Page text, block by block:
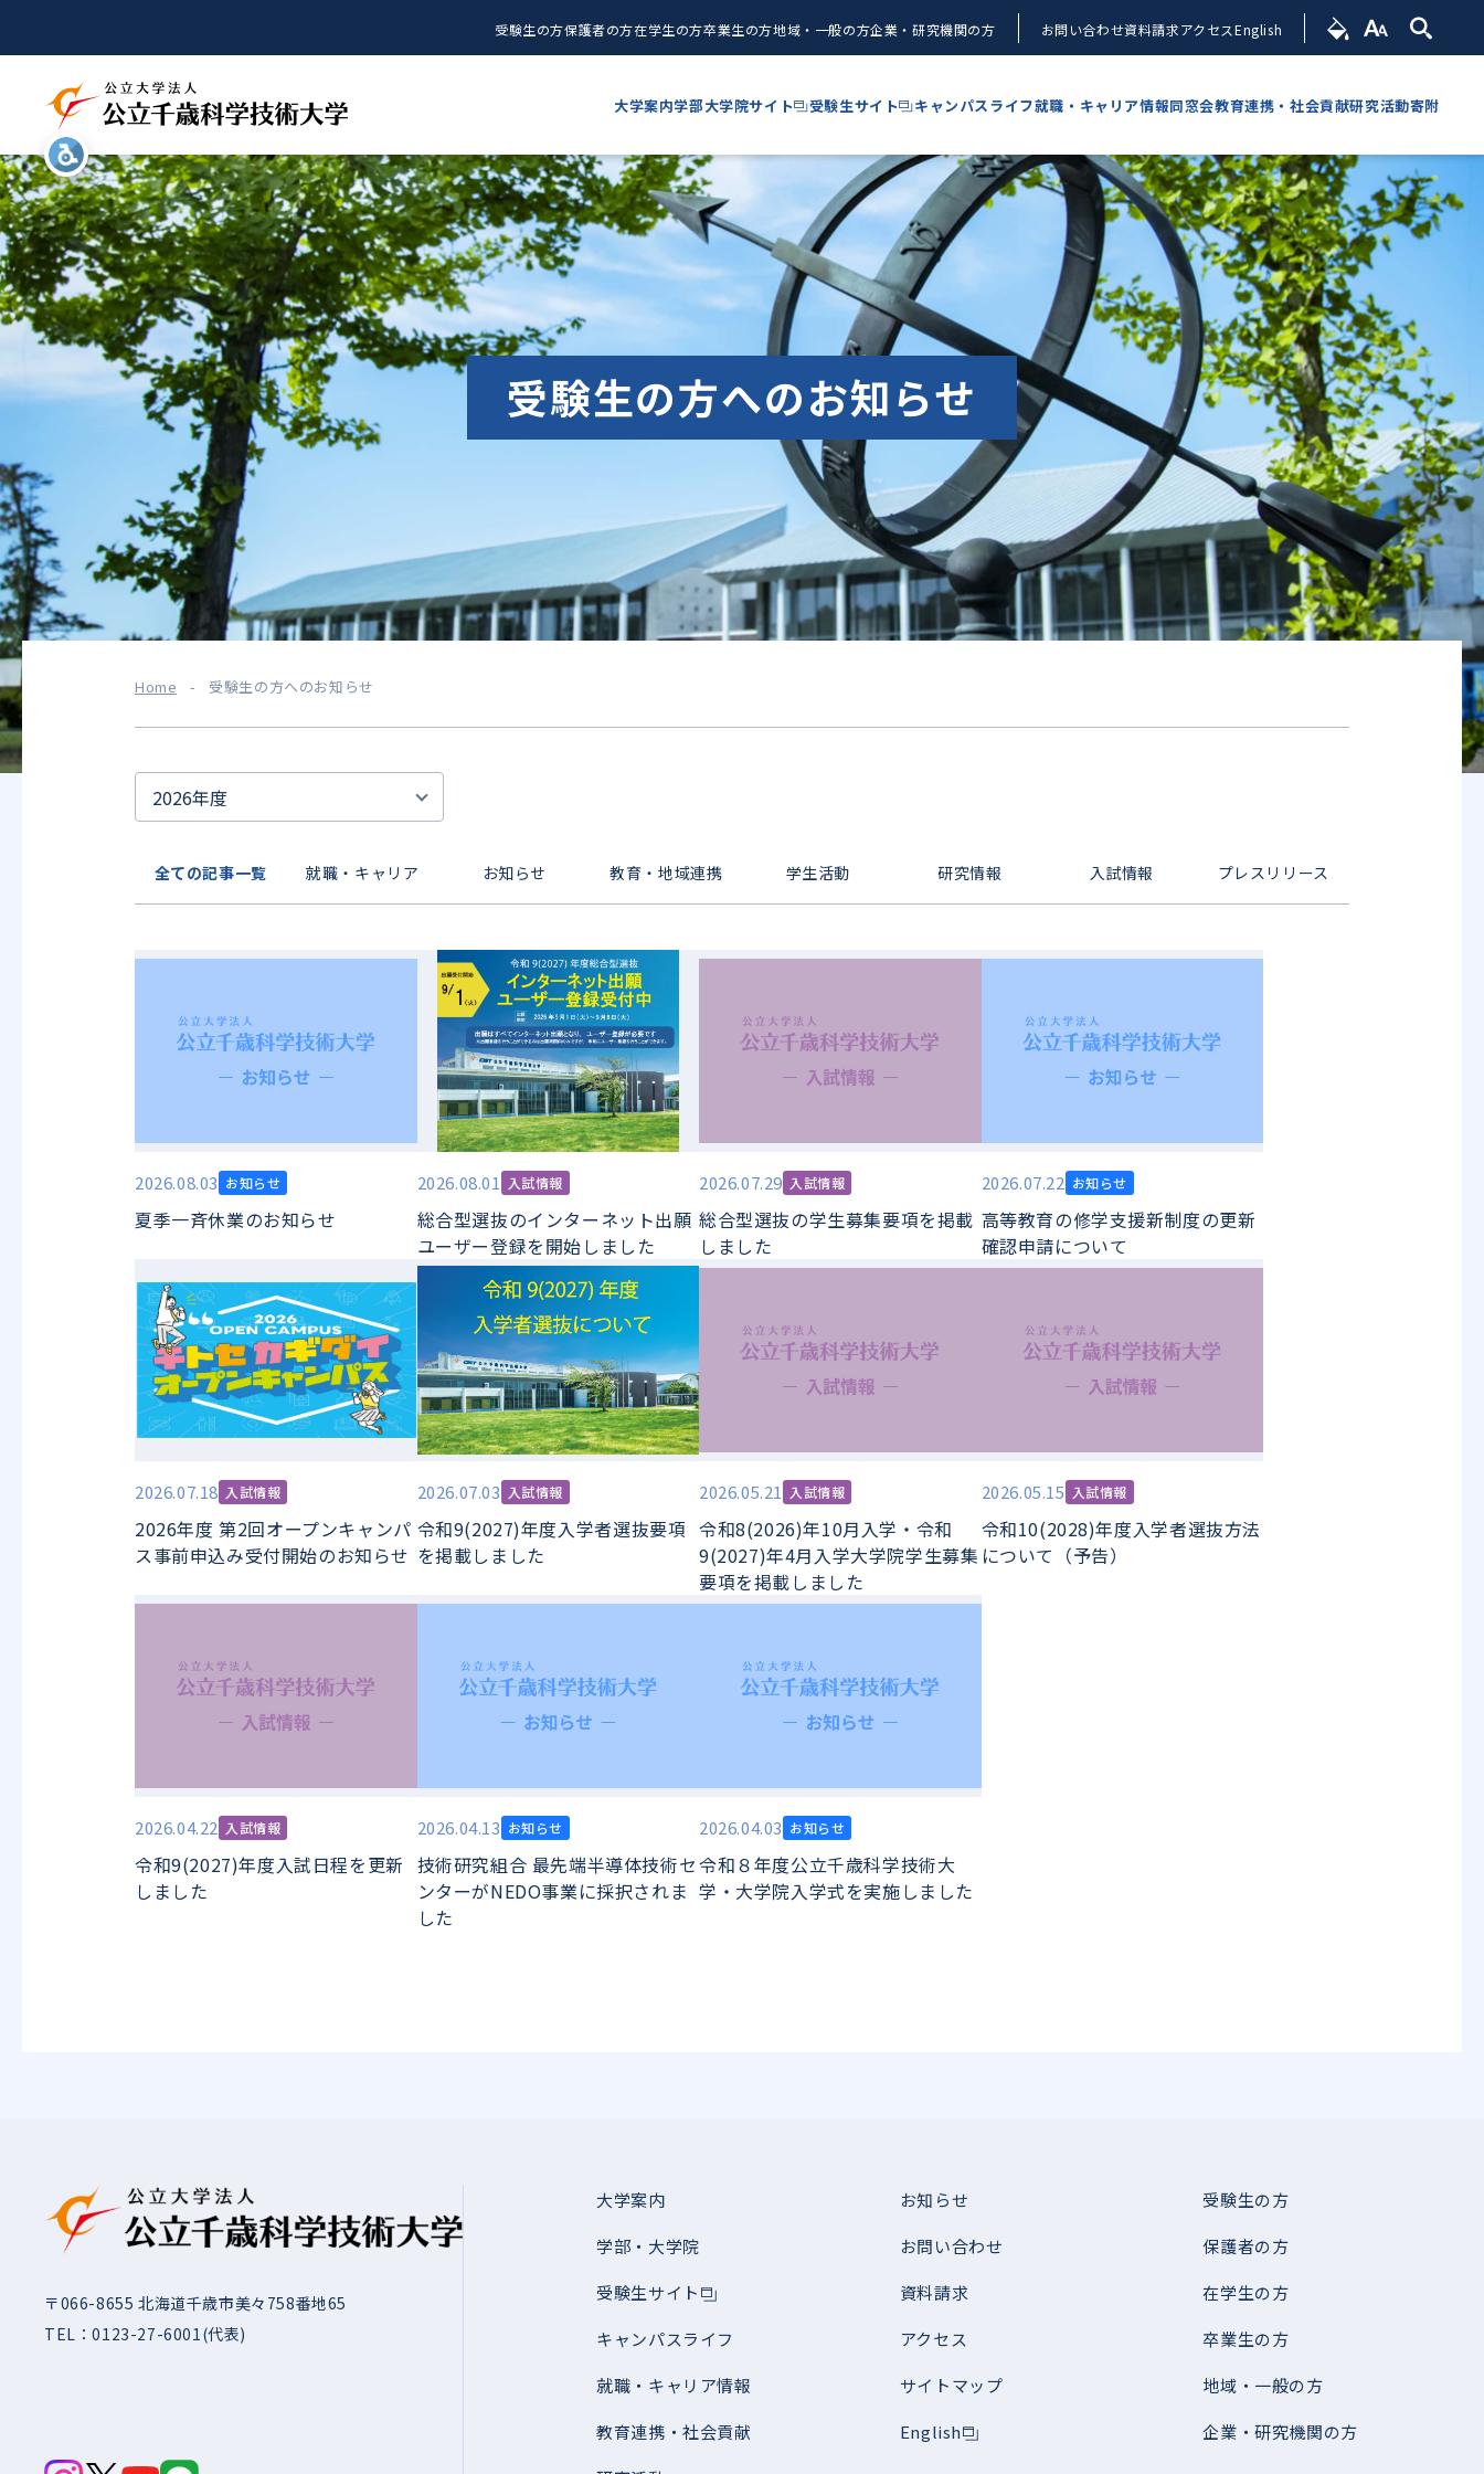
受験生の方保護者の方在学生の方卒業生の方地域・一般の方企業・研究機関の方 お問い合わせ資料請求アクセスEnglish
大学案内学部大学院サイト 受験生サイト キャンパスライフ就職・キャリア情報同窓会教育連携・社会貢献研究活動寄附
受験生の方へのお知らせ
Home - 受験生の方へのお知らせ
全ての記事一覧 就職・キャリア お知らせ 教育・地域連携 学生活動 研究情報 入試情報 プレスリリース
2026.08.03 お知らせ
夏季一斉休業のお知らせ
2026.08.01 入試情報
総合型選抜のインターネット出願
ユーザー登録を開始しました
2026.07.29 入試情報
総合型選抜の学生募集要項を掲載
しました
2026.07.22 お知らせ
高等教育の修学支援新制度の更新
確認申請について
2026.07.18 入試情報
2026年度 第2回オープンキャンパ
ス事前申込み受付開始のお知らせ
2026.07.03 入試情報
令和9(2027)年度入学者選抜要項
を掲載しました
2026.05.21 入試情報
令和8(2026)年10月入学・令和
9(2027)年4月入学大学院学生募集
要項を掲載しました
2026.05.15 入試情報
令和10(2028)年度入学者選抜方法
について（予告）
2026.04.22 入試情報
令和9(2027)年度入試日程を更新
しました
2026.04.13 お知らせ
技術研究組合 最先端半導体技術セ
ンターがNEDO事業に採択されま
した
2026.04.03 お知らせ
令和８年度公立千歳科学技術大
学・大学院入学式を実施しました
〒066-8655 北海道千歳市美々758番地65
TEL：0123-27-6001 (代表)
大学案内
学部・大学院
受験生サイト
キャンパスライフ
就職・キャリア情報
教育連携・社会貢献
お知らせ
お問い合わせ
資料請求
アクセス
サイトマップ
English
受験生の方
保護者の方
在学生の方
卒業生の方
地域・一般の方
企業・研究機関の方